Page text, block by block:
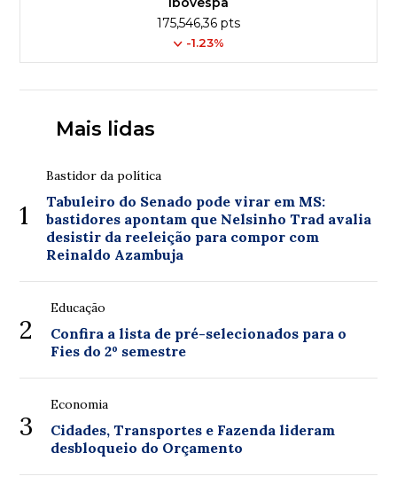
175,546,36 pts
-1.23%
Mais lidas
1
Bastidor da política
Tabuleiro do Senado pode virar em MS:
bastidores apontam que Nelsinho Trad avalia
desistir da reeleição para compor com
Reinaldo Azambuja
2
Educação
Confira a lista de pré-selecionados para o
Fies do 2º semestre
3
Economia
Cidades, Transportes e Fazenda lideram
desbloqueio do Orçamento